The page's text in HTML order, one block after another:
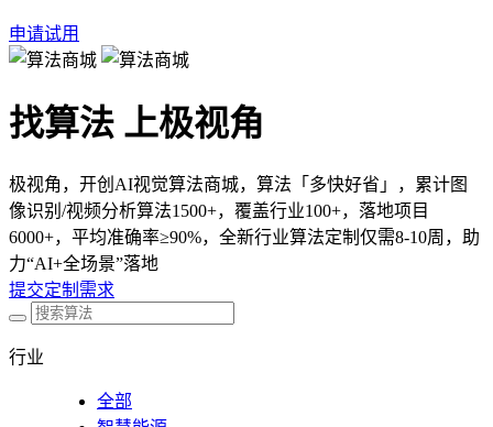
申请试用
找算法 上极视角
极视角，开创AI视觉算法商城，算法「多快好省」，累计图
像识别/视频分析算法1500+，覆盖行业100+，落地项目
6000+，平均准确率≥90%，全新行业算法定制仅需8-10周，助
力“AI+全场景”落地
提交定制需求
行业
全部